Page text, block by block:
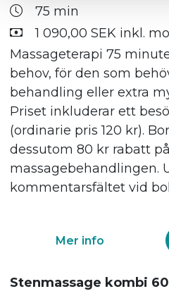
75 min
1 090,00 SEK inkl.
Massageterapi 75
behov, för den som
behandling eller extra
Priset inkluderar ett
(ordinarie pris 120 kr).
dessutom 80 kr rabatt på
massagebehandlingen.
kommentarsfältet vid
Mer info
Stenmassage kombi